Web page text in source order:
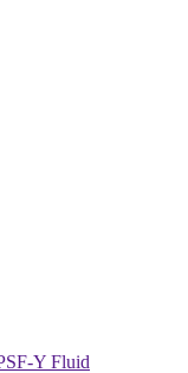
Y Fluid